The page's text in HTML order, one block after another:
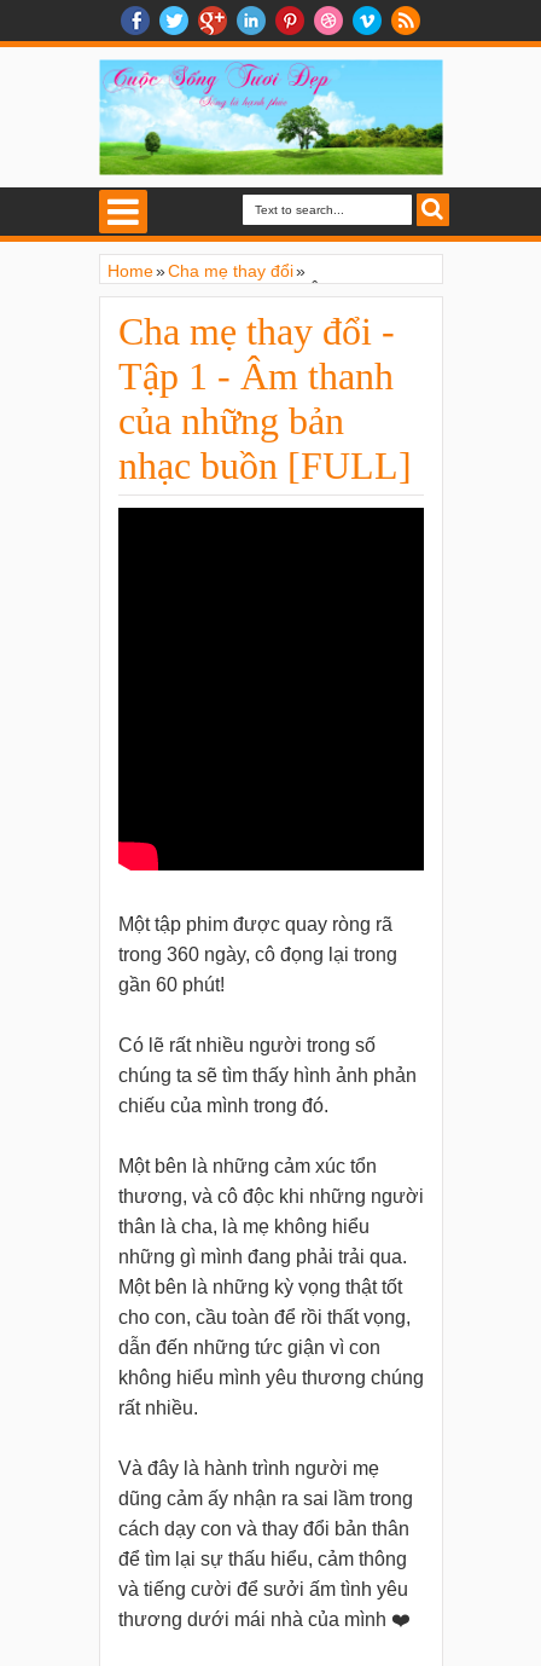
Home»Cha mẹ thay đổi»
Cha mẹ thay đổi -
Tập 1 - Âm thanh
của những bản
nhạc buồn [FULL]
Một tập phim được quay ròng rã
trong 360 ngày, cô đọng lại trong
gần 60 phút!
Có lẽ rất nhiều người trong số
chúng ta sẽ tìm thấy hình ảnh phản
chiếu của mình trong đó.
Một bên là những cảm xúc tổn
thương, và cô độc khi những người
thân là cha, là mẹ không hiểu
những gì mình đang phải trải qua.
Một bên là những kỳ vọng thật tốt
cho con, cầu toàn để rồi thất vọng,
dẫn đến những tức giận vì con
không hiểu mình yêu thương chúng
rất nhiều.
Và đây là hành trình người mẹ
dũng cảm ấy nhận ra sai lầm trong
cách dạy con và thay đổi bản thân
để tìm lại sự thấu hiểu, cảm thông
và tiếng cười để sưởi ấm tình yêu
thương dưới mái nhà của mình ❤️